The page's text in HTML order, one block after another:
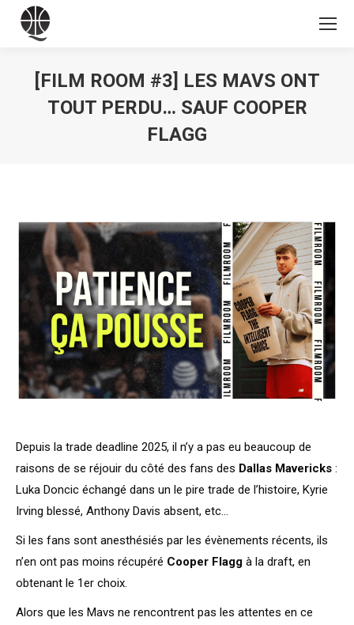
[FILM ROOM #3] LES MAVS ONT
TOUT PERDU… SAUF COOPER
FLAGG
Depuis la trade deadline 2025, il n’y a pas eu beaucoup de
raisons de se réjouir du côté des fans des Dallas Mavericks :
Luka Doncic échangé dans un le pire trade de l’histoire, Kyrie
Irving blessé, Anthony Davis absent, etc…
Si les fans sont anesthésiés par les évènements récents, ils
n’en ont pas moins récupéré Cooper Flagg à la draft, en
obtenant le 1er choix.
Alors que les Mavs ne rencontrent pas les attentes en ce